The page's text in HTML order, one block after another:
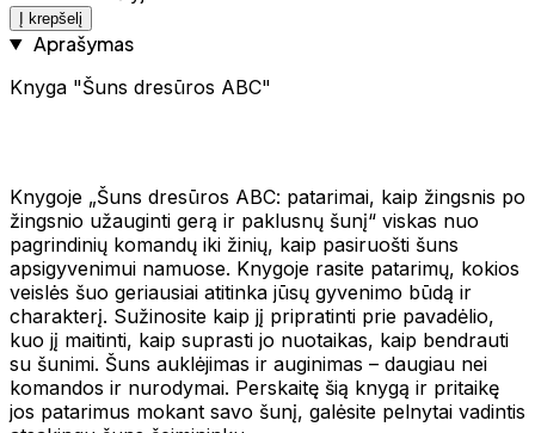
Į krepšelį
Aprašymas
Knyga "Šuns dresūros ABC"
Knygoje „Šuns dresūros ABC: patarimai, kaip žingsnis po
žingsnio užauginti gerą ir paklusnų šunį“ viskas nuo
pagrindinių komandų iki žinių, kaip pasiruošti šuns
apsigyvenimui namuose. Knygoje rasite patarimų, kokios
veislės šuo geriausiai atitinka jūsų gyvenimo būdą ir
charakterį. Sužinosite kaip jį pripratinti prie pavadėlio,
kuo jį maitinti, kaip suprasti jo nuotaikas, kaip bendrauti
su šunimi. Šuns auklėjimas ir auginimas – daugiau nei
komandos ir nurodymai. Perskaitę šią knygą ir pritaikę
jos patarimus mokant savo šunį, galėsite pelnytai vadintis